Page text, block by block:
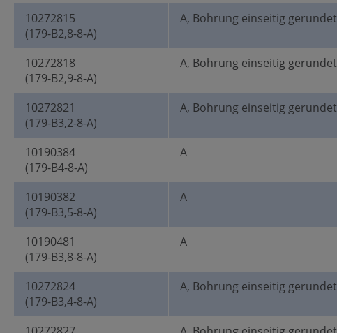
10272815
(179-B2,8-8-A)
A, Bohrung einseitig gerundet
10272818
(179-B2,9-8-A)
A, Bohrung einseitig gerundet
10272821
(179-B3,2-8-A)
A, Bohrung einseitig gerundet
10190384
(179-B4-8-A)
A
10190382
(179-B3,5-8-A)
A
10190481
(179-B3,8-8-A)
A
10272824
(179-B3,4-8-A)
A, Bohrung einseitig gerundet